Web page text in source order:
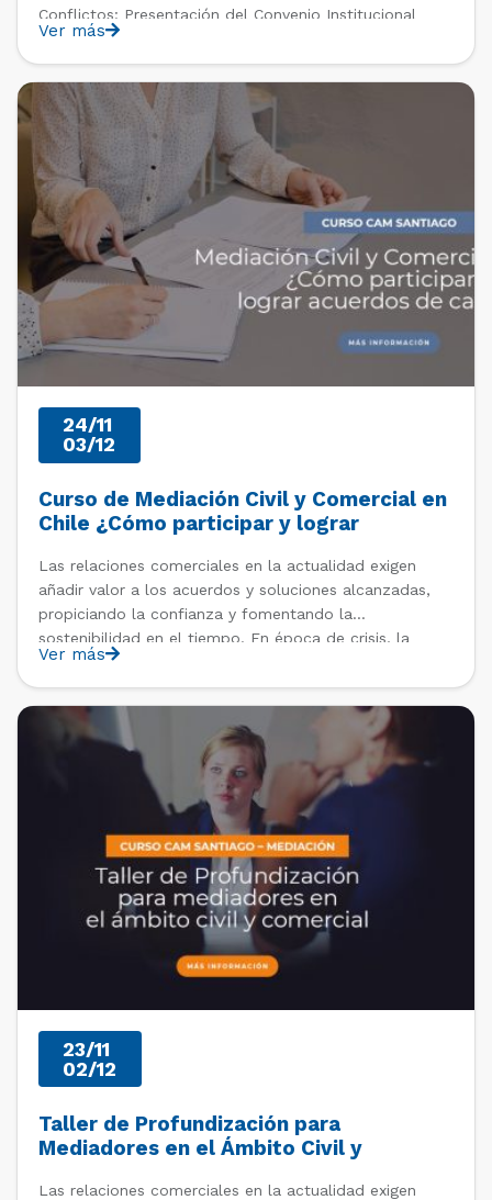
Conflictos: Presentación del Convenio Institucional
entre el CAMSantiago y la Universidad de Chile», en el
marco de la Feria Online Laboral y Vocacional de la
Facultad […]
Ver más
PAST EVENTS
24/11
03/12
Curso de Mediación Civil y Comercial en
Chile ¿Cómo participar y lograr
Las relaciones comerciales en la actualidad exigen
añadir valor a los acuerdos y soluciones alcanzadas,
propiciando la confianza y fomentando la
sostenibilidad en el tiempo. En época de crisis, la
judicialización encarece los costos de los conflictos,
no sólo económicos, visualizándose la mediación,
entre los diversos operadores como un mecanismo […]
Ver más
23/11
02/12
Taller de Profundización para
Mediadores en el Ámbito Civil y
Las relaciones comerciales en la actualidad exigen